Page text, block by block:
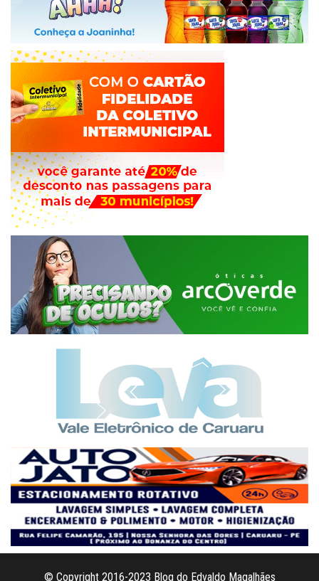
© Copyright 2016-2023 Blog do Edvaldo Magalhães